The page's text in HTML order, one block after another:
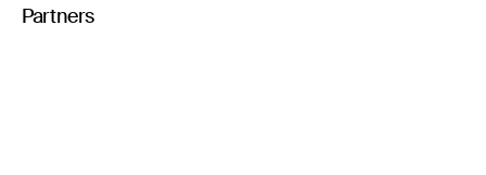
Partners